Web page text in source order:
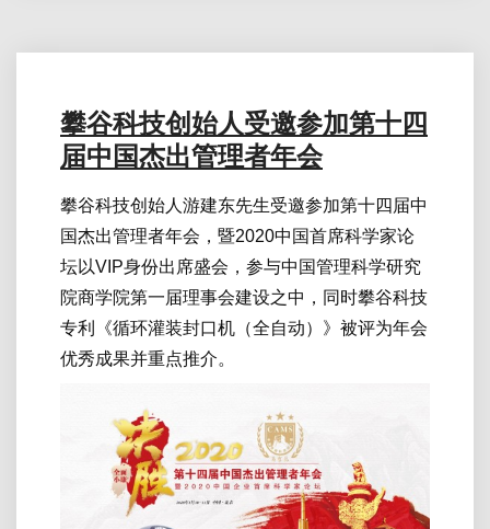
攀谷科技创始人受邀参加第十四
届中国杰出管理者年会
攀谷科技创始人游建东先生受邀参加第十四届中
国杰出管理者年会，暨2020中国首席科学家论
坛以VIP身份出席盛会，参与中国管理科学研究
院商学院第一届理事会建设之中，同时攀谷科技
专利《循环灌装封口机（全自动）》被评为年会
优秀成果并重点推介。